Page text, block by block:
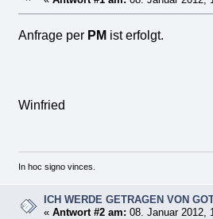
Anfrage per PM ist erfolgt.
Winfried
In hoc signo vinces.
ICH WERDE GETRAGEN VON
«Antwort #2 am: 08. Januar 2012,